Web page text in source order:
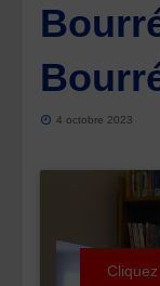
4 octobre 2023